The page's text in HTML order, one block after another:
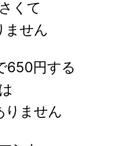
くて
ません
650円する
りません